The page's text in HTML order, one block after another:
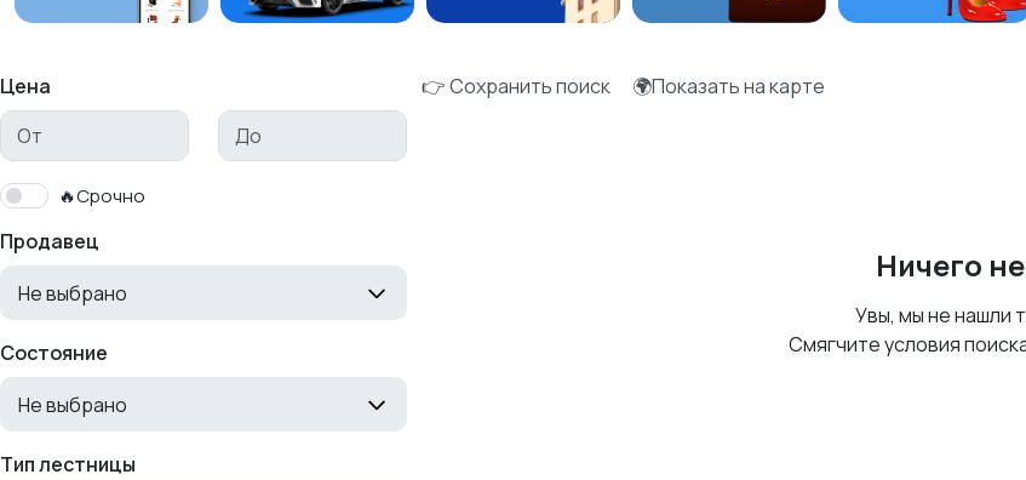
Цена
🔥Срочно
Продавец
Не выбрано
Состояние
Не выбрано
Тип лестницы
👉 Сохранить поиск 🌍Показать на карте
Ничего
Увы, мы не нашли
Смягчите условия